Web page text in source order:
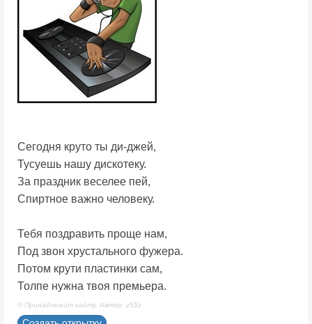
Сегодня круто ты ди-джей,
Тусуешь нашу дискотеку.
За праздник веселее пей,
Спиртное важно человеку.
Тебя поздравить проще нам,
Под звон хрустального фужера.
Потом крути пластинки сам,
Толпе нужна твоя премьера.
© Принадлежит сайту. Автор: z55z